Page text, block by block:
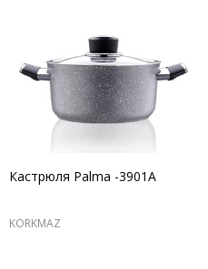
Кастрюля Palma -3901A
KORKMAZ